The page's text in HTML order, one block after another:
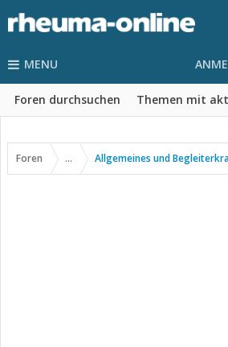
MENU
Foren durchsuchen Themen mit
Foren ... Allgemeines und